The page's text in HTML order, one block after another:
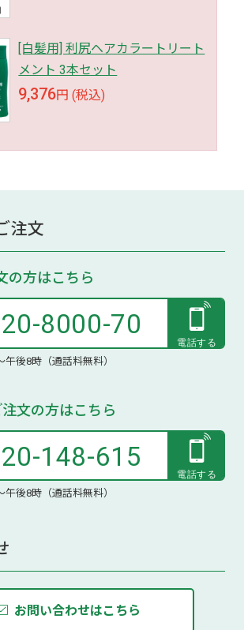
[白髪用] 利尻ヘアカラートリート
メント 3本セット
9,376円 (税込)
注文
の方はこちら
8000-70
後8時（通話料無料）
文の方はこちら
148-615
後8時（通話料無料）
お問い合わせはこちら